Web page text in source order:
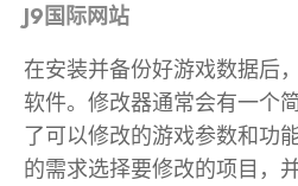
J9国际网站
在安装并备份好游戏数据后
软件。修改器通常会有一个
了可以修改的游戏参数和功
的需求选择要修改的项目，